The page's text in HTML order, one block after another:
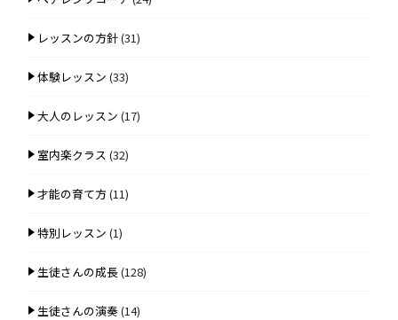
レッスンの方針(31)
体験レッスン (33)
大人のレッスン (17)
室内楽クラス (32)
才能の育て方 (11)
特別レッスン (1)
生徒さんの成長(128)
生徒さんの演奏(14)